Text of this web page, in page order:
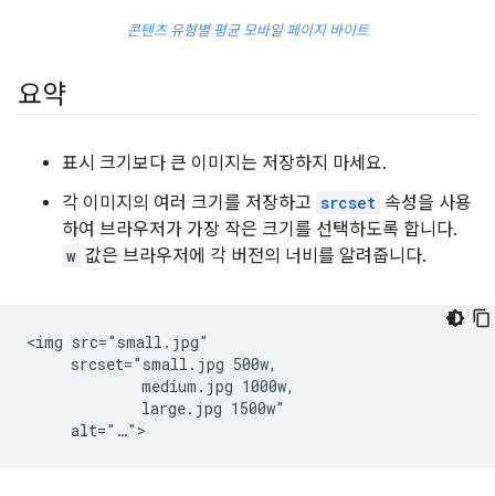
콘텐츠 유형별 평균 모바일 페이지 바이트
요약
표시 크기보다 큰 이미지는 저장하지 마세요.
각 이미지의 여러 크기를 저장하고 srcset 속성을 사용
하여 브라우저가 가장 작은 크기를 선택하도록 합니다.
w 값은 브라우저에 각 버전의 너비를 알려줍니다.
<img src="small.jpg"
     srcset="small.jpg 500w,
             medium.jpg 1000w,
             large.jpg 1500w"